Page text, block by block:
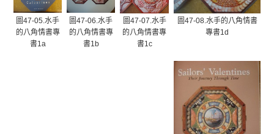
圖47-05.水手
的八角情書專
書1a
圖47-06.水手
的八角情書專
書1b
圖47-07.水手
的八角情書專
書1c
圖47-08.水手的八角情書
專書1d